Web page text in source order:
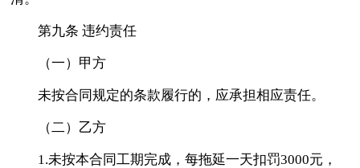
第九条 违约责任
（一）甲方
未按合同规定的条款履行的，应承担相应责任。
（二）乙方
1.未按本合同工期完成，每拖延一天扣罚3000元，